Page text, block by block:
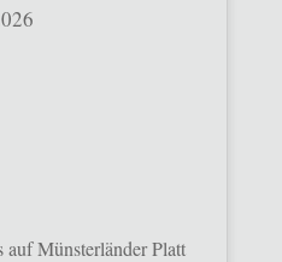
Münsterländer Platt